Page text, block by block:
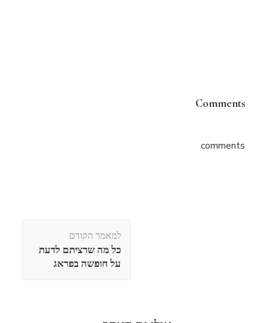
Comments
comments
למאמר הקודם
כל מה שרציתם לדעת
על חופשה בפראג